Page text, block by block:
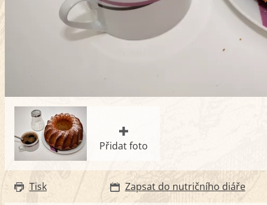
Přidat foto
Tisk Zapsat do nutričního diáře